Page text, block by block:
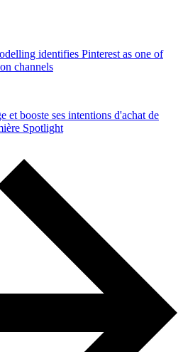
identifies Pinterest as one of
channels
et booste ses intentions d'achat de
Spotlight